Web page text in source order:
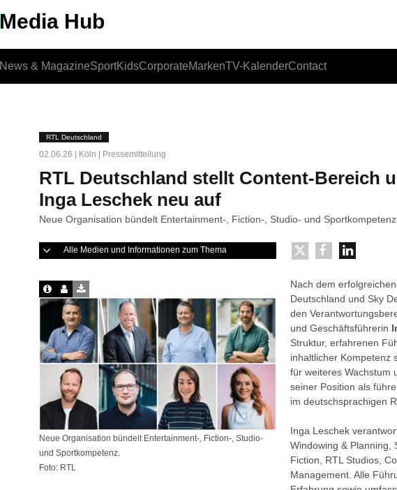
Media Hub
News & MagazineSportKidsCorporateMarkenTV-KalenderContact
RTL Deutschland
02.06.26 | Köln | Pressemitteilung
RTL Deutschland stellt Content-Bereich
Inga Leschek neu auf
Neue Organisation bündelt Entertainment-, Fiction-, Studio- und Sportkompetenz
Alle Medien und Informationen zum Thema
Neue Organisation bündelt Entertainment-, Fiction-, Studio-
und Sportkompetenz.
Foto: RTL
Nach dem
Deutschland und Sky
den
und Geschäftsführerin
Struktur, erfahrenen
inhaltlicher Kompetenz
für weiteres Wachstum
seiner Position als
im deutschsprachigen
Inga Leschek
Windowing & Planning,
Fiction, RTL Studios,
Management. Alle